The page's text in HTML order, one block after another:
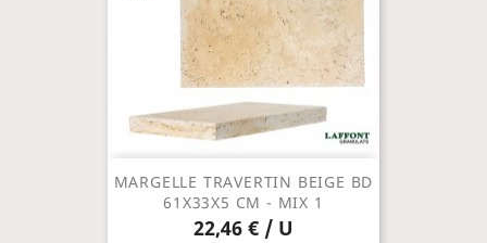
MARGELLE TRAVERTIN BEIGE BD
61X33X5 CM - MIX 1
22,46 € / U